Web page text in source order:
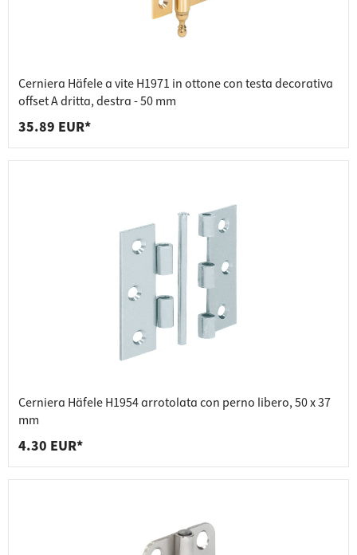
Cerniera Häfele a vite H1971 in ottone con testa decorativa
offset A dritta, destra - 50 mm
35.89 EUR*
Cerniera Häfele H1954 arrotolata con perno libero, 50 x 37
mm
4.30 EUR*